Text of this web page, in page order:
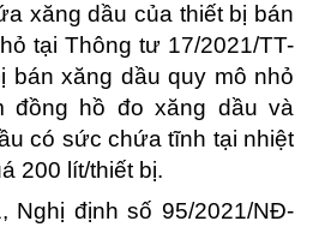
xăng dầu của thiết bị bán
tại Thông tư 17/2021/TT-
bán xăng dầu quy mô nhỏ
đồng hồ đo xăng dầu và
có sức chứa tĩnh tại nhiệt
200 lít/thiết bị.
Nghị định số 95/2021/NĐ-